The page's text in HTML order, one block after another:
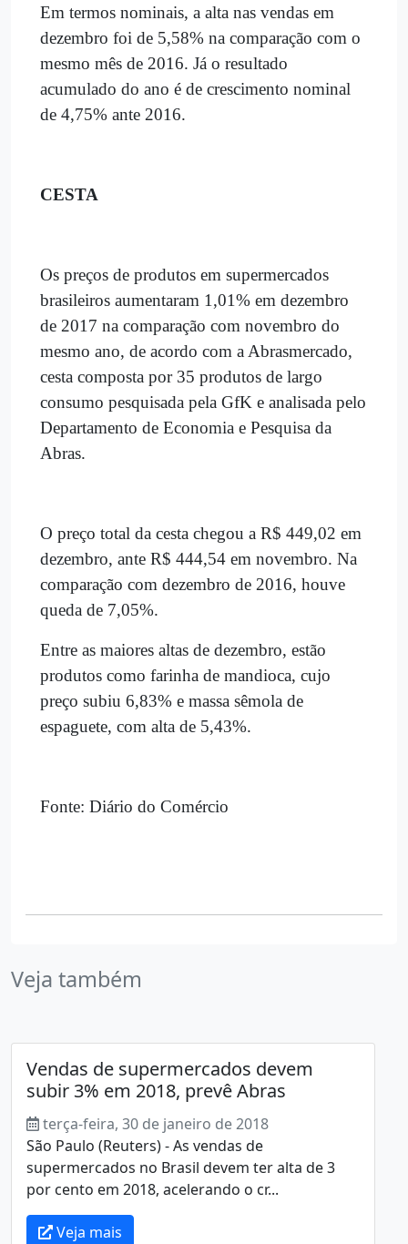
Em termos nominais, a alta nas vendas em
dezembro foi de 5,58% na comparação com o
mesmo mês de 2016. Já o resultado
acumulado do ano é de crescimento nominal
de 4,75% ante 2016.
CESTA
Os preços de produtos em supermercados
brasileiros aumentaram 1,01% em dezembro
de 2017 na comparação com novembro do
mesmo ano, de acordo com a Abrasmercado,
cesta composta por 35 produtos de largo
consumo pesquisada pela GfK e analisada pelo
Departamento de Economia e Pesquisa da
Abras.
O preço total da cesta chegou a R$ 449,02 em
dezembro, ante R$ 444,54 em novembro. Na
comparação com dezembro de 2016, houve
queda de 7,05%.
Entre as maiores altas de dezembro, estão
produtos como farinha de mandioca, cujo
preço subiu 6,83% e massa sêmola de
espaguete, com alta de 5,43%.
Fonte: Diário do Comércio
Veja também
Vendas de supermercados devem
subir 3% em 2018, prevê Abras
terça-feira, 30 de janeiro de 2018
São Paulo (Reuters) - As vendas de
supermercados no Brasil devem ter alta de 3
por cento em 2018, acelerando o cr...
Veja mais